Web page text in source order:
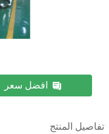
افضل سعر
تفاصيل المنتج